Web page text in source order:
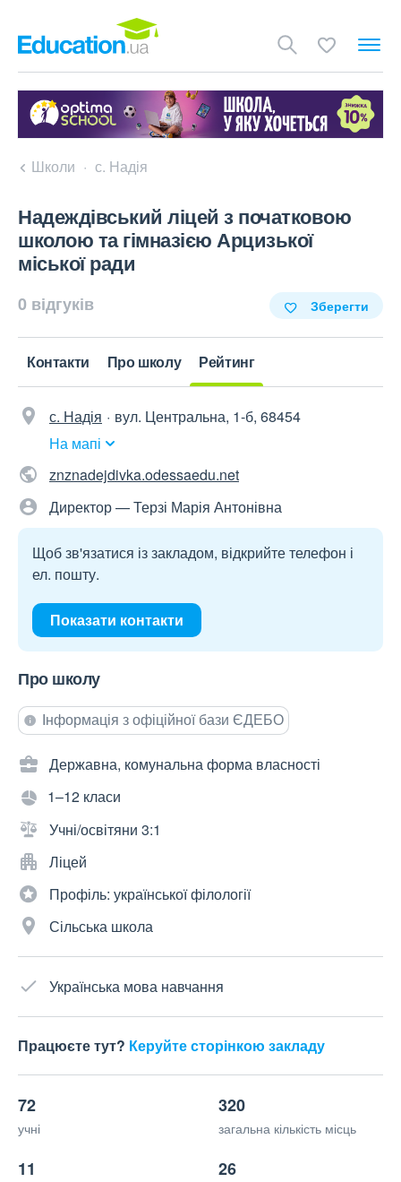
Школи с. Надія
Надеждівський ліцей з початковою
школою та гімназією Арцизької
міської ради
0 відгуків Зберегти
Контакти Про школу Рейтинг
с. Надія
вул. Центральна, 1-б, 68454
На мапі
znznadejdivka.odessaedu.net
Директор — Терзі Марія Антонівна
Щоб зв'язатися із закладом, відкрийте телефон і
ел. пошту.
Показати контакти
Про школу
Інформація з офіційної бази ЄДЕБО
Державна, комунальна форма власності
1–12 класи
Учні/освітяни 3:1
Ліцей
Профіль: української філології
Сільська школа
Українська мова навчання
Працюєте тут? Керуйте сторінкою закладу
72
учні
320
загальна кількість місць
11 26